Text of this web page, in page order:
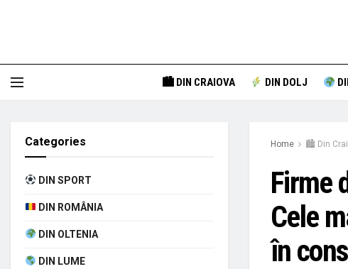
🏙 DIN CRAIOVA DIN DOLJ
Home 🏙 Din
Firme
Cele
în
Categories
DIN SPORT
DIN ROMÂNIA
DIN OLTENIA
DIN LUME